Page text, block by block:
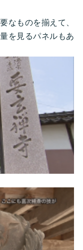
なものを揃えて、
を見るパネルもあ